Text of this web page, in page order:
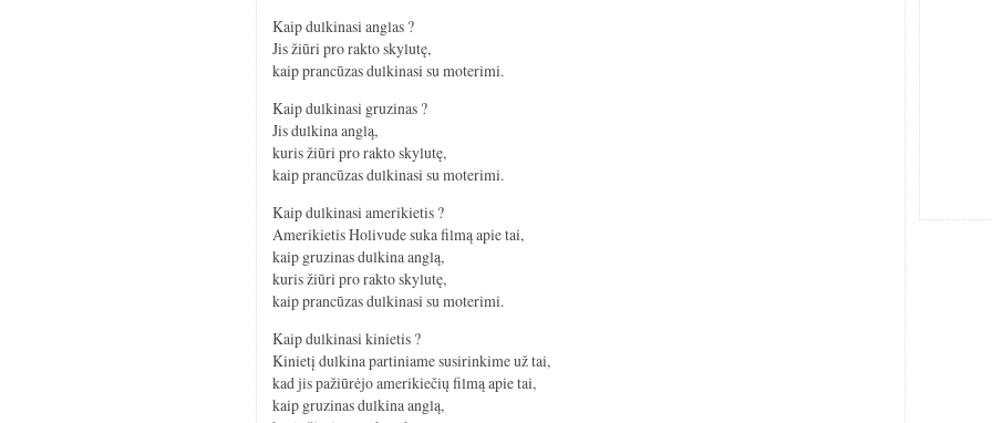
Kaip dulkinasi anglas ?
Jis žiūri pro rakto skylutę,
kaip prancūzas dulkinasi su moterimi.
Kaip dulkinasi gruzinas ?
Jis dulkina anglą,
kuris žiūri pro rakto skylutę,
kaip prancūzas dulkinasi su moterimi.
Kaip dulkinasi amerikietis ?
Amerikietis Holivude suka filmą apie tai,
kaip gruzinas dulkina anglą,
kuris žiūri pro rakto skylutę,
kaip prancūzas dulkinasi su moterimi.
Kaip dulkinasi kinietis ?
Kinietį dulkina partiniame susirinkime už tai,
kad jis pažiūrėjo amerikiečių filmą apie tai,
kaip gruzinas dulkina anglą,